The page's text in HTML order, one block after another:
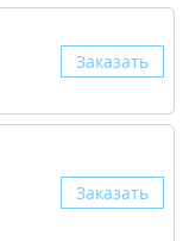
Заказать
Заказать